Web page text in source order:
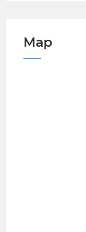
Map